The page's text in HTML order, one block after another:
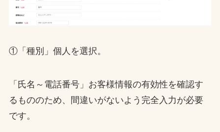
①「種別」個人を選択。
「氏名～電話番号」お客様情報の有効性を確認す
るもののため、間違いがないよう完全入力が必要
です。